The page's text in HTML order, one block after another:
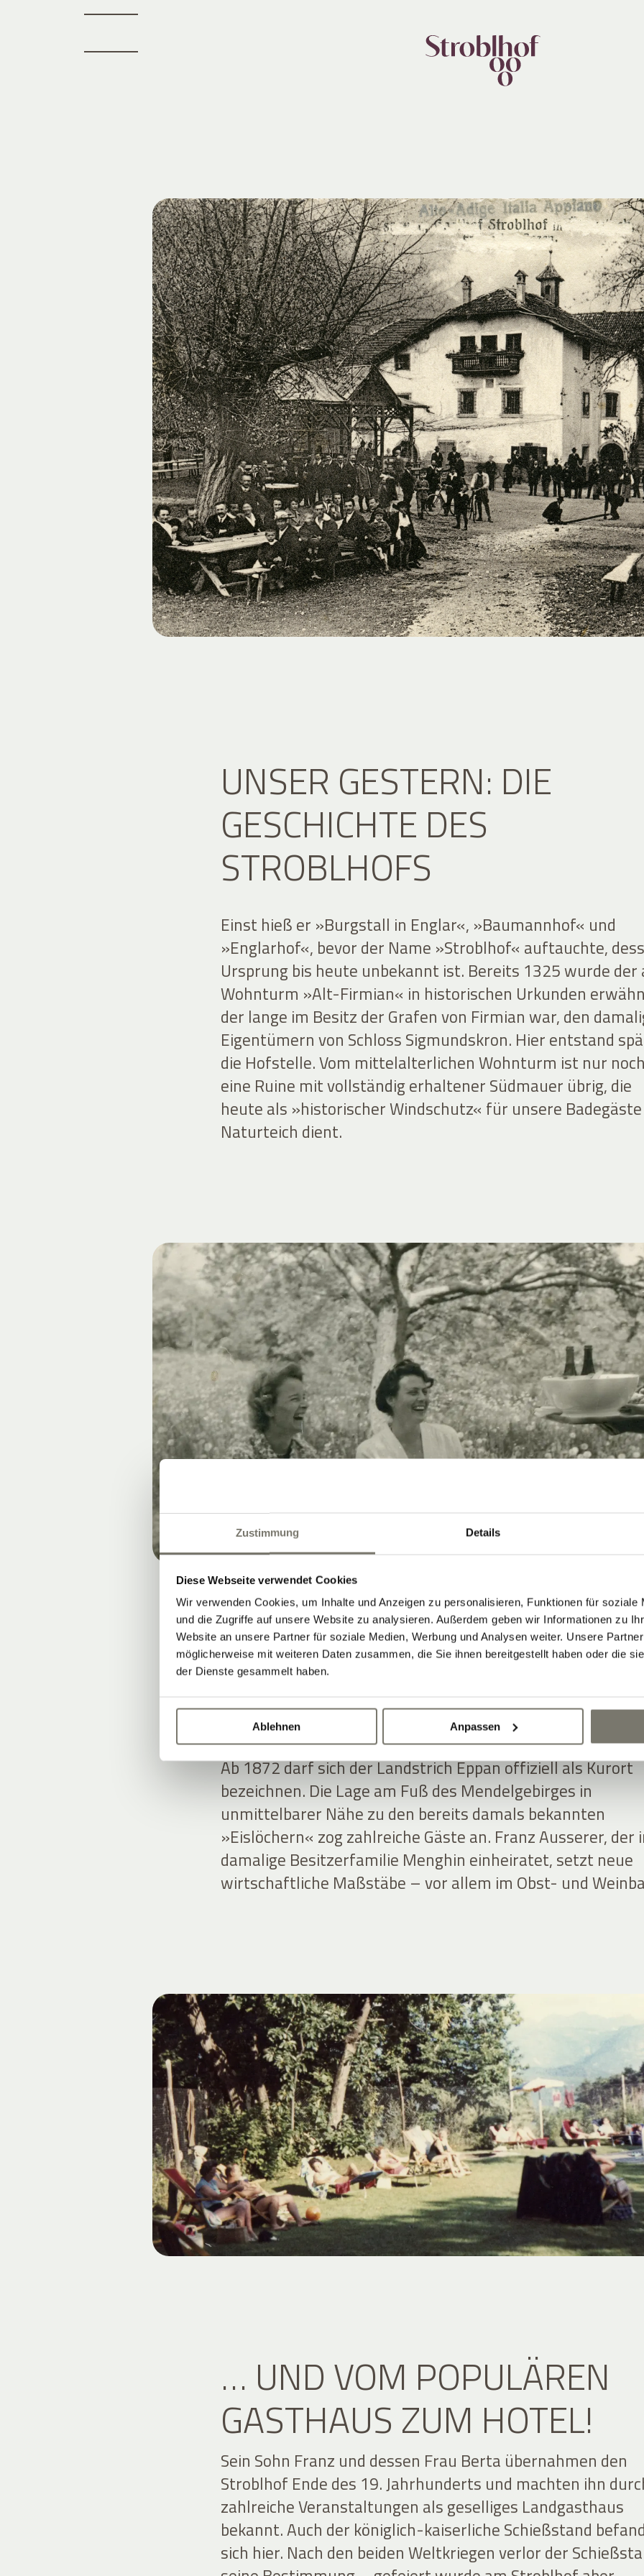
Zustimmung Details
Diese Webseite verwendet Cookies
Wir verwenden Cookies, um Inhalte und Anzeigen zu personalisieren, Funktionen für soziale
und die Zugriffe auf unsere Website zu analysieren. Außerdem geben wir Informationen zu
Website an unsere Partner für soziale Medien, Werbung und Analysen weiter. Unsere
möglicherweise mit weiteren Daten zusammen, die Sie ihnen bereitgestellt haben oder die
der Dienste gesammelt haben.
Ablehnen Anpassen
UNSER GESTERN: DIE
GESCHICHTE DES
STROBLHOFS
Einst hieß er »Burgstall in Englar«, »Baumannhof« und
»Englarhof«, bevor der Name »Stroblhof« auftauchte,
Ursprung bis heute unbekannt ist. Bereits 1325 wurde der
Wohnturm »Alt-Firmian« in historischen Urkunden
der lange im Besitz der Grafen von Firmian war, den
Eigentümern von Schloss Sigmundskron. Hier entstand
die Hofstelle. Vom mittelalterlichen Wohnturm ist nur
eine Ruine mit vollständig erhaltener Südmauer übrig, die
heute als »historischer Windschutz« für unsere
Naturteich dient.
VOM BAUERNHOF ZUM
HISTORISCHEN WEINGUT
Ab 1872 darf sich der Landstrich Eppan offiziell als Kurort
bezeichnen. Die Lage am Fuß des Mendelgebirges in
unmittelbarer Nähe zu den bereits damals bekannten
»Eislöchern« zog zahlreiche Gäste an. Franz Ausserer, der
damalige Besitzerfamilie Menghin einheiratet, setzt neue
wirtschaftliche Maßstäbe – vor allem im Obst- und
… UND VOM POPULÄREN
GASTHAUS ZUM HOTEL!
Sein Sohn Franz und dessen Frau Berta übernahmen den
Stroblhof Ende des 19. Jahrhunderts und machten ihn
zahlreiche Veranstaltungen als geselliges Landgasthaus
bekannt. Auch der königlich-kaiserliche Schießstand
sich hier. Nach den beiden Weltkriegen verlor der